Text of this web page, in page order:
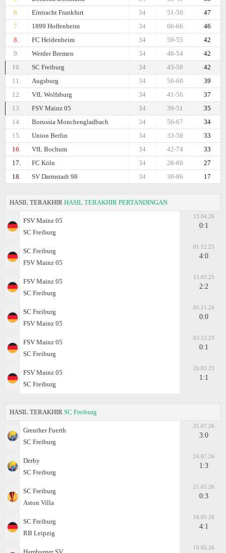
6.
Eintracht Frankfurt 47
51-50
34
7.
1899 Hoffenheim 46
66-66
34
8.
FC Heidenheim 42
50-55
34
9.
Werder Bremen 42
48-54
34
10.
SC Freiburg 42
45-58
34
11.
Augsburg 39
50-60
34
12.
VfL Wolfsburg 37
41-56
34
13.
FSV Mainz 05 35
39-51
34
14.
Borussia Monchengladbach 34
56-67
34
15.
Union Berlin 33
33-58
34
16.
VfL Bochum 33
42-74
34
17.
FC Köln 27
28-60
34
18.
SV Darmstadt 98 17
30-86
34
HASIL TERAKHIR HASIL TERAKHIR PERTANDINGAN
FSV Mainz 05
SC Freiburg
13.04.26
0:1
SC Freiburg
FSV Mainz 05
01.12.25
4:0
FSV Mainz 05
SC Freiburg
15.03.25
2:2
SC Freiburg
FSV Mainz 05
03.11.24
0:0
FSV Mainz 05
SC Freiburg
03.12.23
0:1
FSV Mainz 05
SC Freiburg
20.03.23
1:1
HASIL TERAKHIR SC Freiburg
Greuther Fuerth
SC Freiburg
31.07.26
3:0
Derby
SC Freiburg
24.07.26
1:3
SC Freiburg
Aston Villa
21.05.26
0:3
SC Freiburg
RB Leipzig
16.05.26
4:1
10.05.26